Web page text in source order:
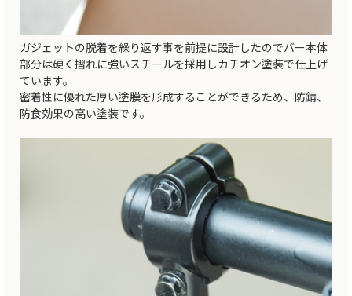
ガジェットの脱着を繰り返す事を前提に設計したのでバー本体
部分は硬く摺れに強いスチールを採用しカチオン塗装で仕上げ
ています。
密着性に優れた厚い塗膜を形成することができるため、防錆、
防食効果の高い塗装です。